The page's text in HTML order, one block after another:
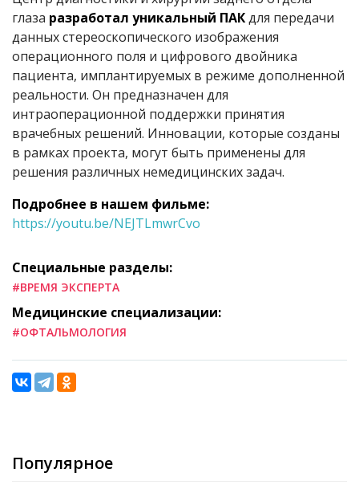
глаза разработал уникальный ПАКдля передачи
данных стереоскопического изображения
операционного поля и цифрового двойника
пациента, имплантируемых в режиме дополненной
реальности. Он предназначен для
интраоперационной поддержки принятия
врачебных решений. Инновации, которые созданы
в рамках проекта, могут быть применены для
решения различных немедицинских задач.
Подробнее в нашем фильме:
https://youtu.be/NEJTLmwrCvo
Специальные разделы:
#ВРЕМЯ ЭКСПЕРТА
Медицинские специализации:
#ОФТАЛЬМОЛОГИЯ
Популярное